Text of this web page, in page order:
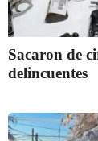
Sacaron de
delincuentes